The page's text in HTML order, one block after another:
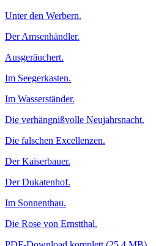
Unter den Werbern.
Der Amsenhändler.
Ausgeräuchert.
Im Seegerkasten.
Im Wasserständer.
Die verhängnißvolle Neu­jahrs­nacht.
Die falschen Excellenzen.
Der Kaiserbauer.
Der Dukatenhof.
Im Sonnenthau.
Die Rose von Ernstthal.